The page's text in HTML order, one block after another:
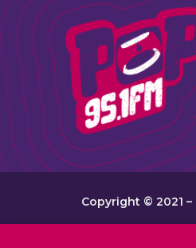
Copyright © 2021 –